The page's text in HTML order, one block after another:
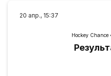
20 апр., 15:37
Hockey Chance